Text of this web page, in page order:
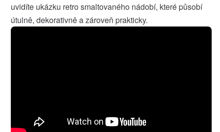
uvidíte ukázku retro smaltovaného nádobí, které působí
útulně, dekorativně a zároveň prakticky.